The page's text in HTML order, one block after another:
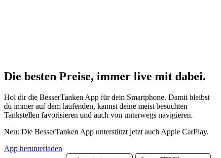
Die besten Preise, immer live mit dabei.
Hol dir die BesserTanken App für dein Smartphone. Damit bleibst
du immer auf dem laufenden, kannst deine meist besuchten
Tankstellen favorisieren und auch von unterwegs navigieren.
Neu: Die BesserTanken App unterstützt jetzt auch Apple CarPlay.
App herunterladen